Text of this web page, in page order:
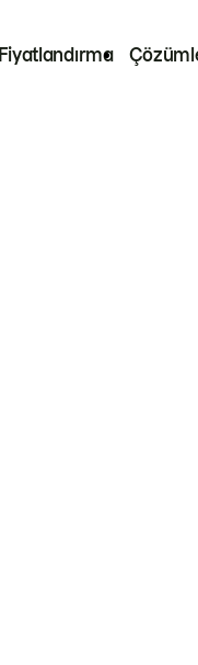
Fiyatlandırma